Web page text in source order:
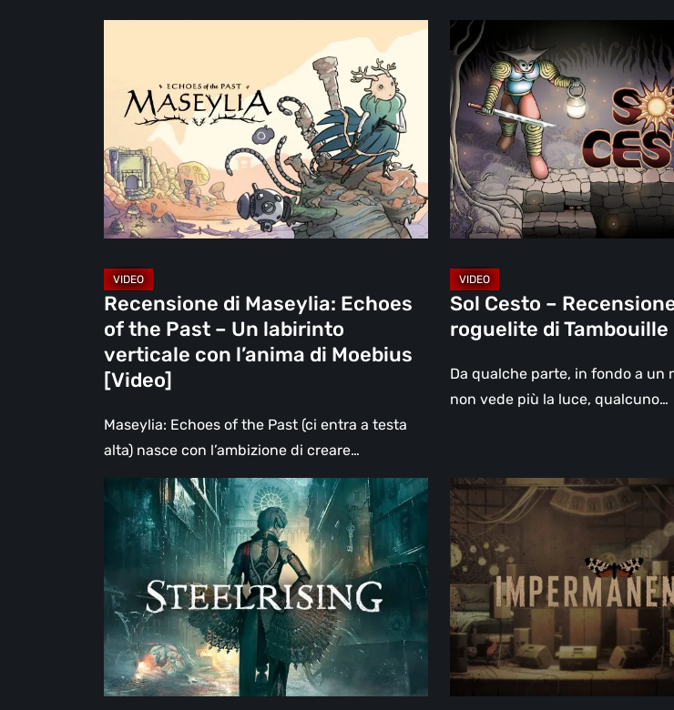
Maseylia:
Echoes
the
Past
–
Un
verticale
con
l’anima
di
Moebius
Recensione di Maseylia: Echoes
of the Past – Un labirinto
verticale con l’anima di Moebius
[Video]
Maseylia: Echoes of the Past (ci entra a testa
alta) nasce con l’ambizione di creare…
Sol
Cesto
–
Recensione:
la
1.0
del
roguelite
di
[Video]
Sol Cesto –
roguelite di Tambouille
Da qualche parte, in fondo a un
non vede più la luce, qualcuno…
Steelrising,
recensione:
rivoluzione
sotto
ingranaggi
[Video]
Impermanence:
costruire
un
santuario
nel
teatro
fantasmi
[Video]